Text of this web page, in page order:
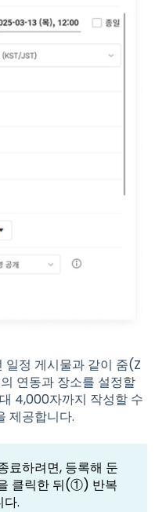
일정 게시물과 같이 줌(Z
연동과 장소를 설정할
4,000자까지 작성할 수
제공합니다.
료하려면, 등록해 둔
클릭한 뒤(①) 반복
.